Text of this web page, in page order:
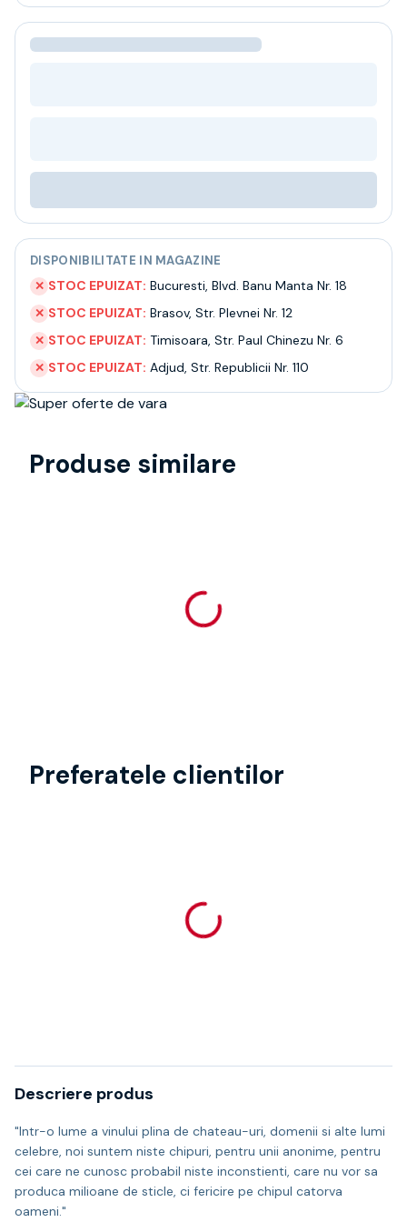
Ceai
Bacanie
Despre noi
Livrare
Termeni si conditii
Politica de confidentialitate
Intrebari frecvente
DISPONIBILITATE IN MAGAZINE
✕ STOC EPUIZAT: Bucuresti, Blvd. Banu Manta Nr. 18
✕ STOC EPUIZAT: Brasov, Str. Plevnei Nr. 12
✕ STOC EPUIZAT: Timisoara, Str. Paul Chinezu Nr. 6
✕ STOC EPUIZAT: Adjud, Str. Republicii Nr. 110
Produse similare
Preferatele clientilor
Descriere produs
"Intr-o lume a vinului plina de chateau-uri, domenii si alte lumi
celebre, noi suntem niste chipuri, pentru unii anonime, pentru
cei care ne cunosc probabil niste inconstienti, care nu vor sa
produca milioane de sticle, ci fericire pe chipul catorva
oameni."